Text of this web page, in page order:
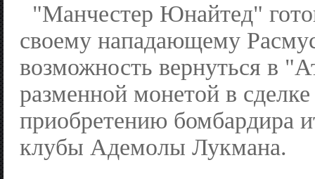
"Манчестер Юнайтед"
своему нападающему
возможность вернуться в
разменной монетой в
приобретению бомбардира
клубы Адемолы Лукмана.